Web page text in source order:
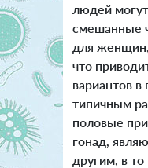
людей
смешанные
для
что
вариантов
типичным
половые
гонад,
другим, в то